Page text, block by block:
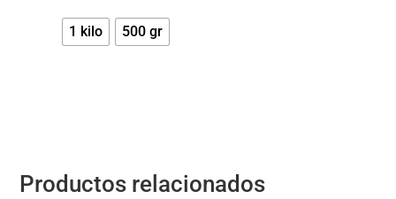
1 kilo 500 gr
Productos relacionados